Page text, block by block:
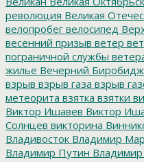
революция Великая
велопробег велосипед
весенний призыв ветер
пограничной службы
жилье Вечерний
взрыв взрыв газа взрыв
метеорита взятка взятки
Виктор Ишавев Виктор
Солнцев викторина
Владивосток Владимир
Владимир Путин Владимир